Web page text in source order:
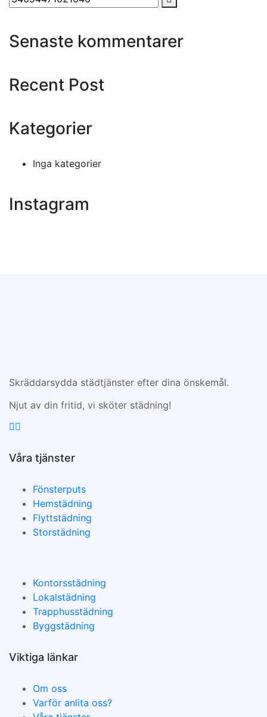
Senaste kommentarer
Recent Post
Kategorier
Inga kategorier
Instagram
Skräddarsydda städtjänster efter dina önskemål.
Njut av din fritid, vi sköter städning!
Våra tjänster
Fönsterputs
Hemstädning
Flyttstädning
Storstädning
Kontorsstädning
Lokalstädning
Trapphusstädning
Byggstädning
Viktiga länkar
Om oss
Varför anlita oss?